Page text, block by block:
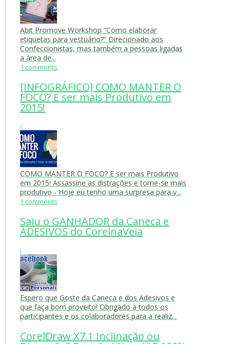
Abit Promove Workshop “Como elaborar
etiquetas para vestuário?” Direcionado aos
Confeccionistas, mas também a pessoas ligadas
a área de...
1 comments
[INFOGRÁFICO] COMO MANTER O
FOCO? E ser mais Produtivo em
2015!
›
COMO MANTER O FOCO? E ser mais Produtivo
em 2015! Assassine as distrações e torne-se mais
produtivo - Hoje eu tenho uma surpresa para v...
1 comments
Saiu o ‎GANHADOR‬ da Caneca‬ e
‎ADESIVOS‬ do ‪‎CorelnaVeia‬
›
Espero que Goste da Caneca e dos Adesivos e
que faça bom proveito! Obrigado a todos os
participantes e os colaboradores para a realiz...
CorelDraw X7.1 Inclinação ou